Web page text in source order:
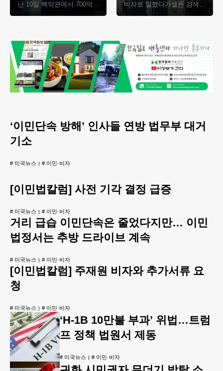
난 10일 백악관에서 700억
비자로 일했다가셀폰 검색과
정서 덜미“한인 입국시 주의
‘이민단속 방해’ 인사들 연방 법무부 대거
기소
# 미국뉴스 # 이민·비자
[이민법칼럼] 사전 기각 결정 급증
# 미국뉴스 # 이민·비자
거리 급습 이민단속은 줄었다지만… 이민
법정서는 추방 드라이브 계속
# 미국뉴스 # 이민·비자
[이민법칼럼] 주재원 비자와 추가서류 요
청
# 미국뉴스 # 이민·비자
‘H-1B 10만불 부과’ 위법…트럼
프 정책 법원서 제동
# 미국뉴스 # 이민·비자